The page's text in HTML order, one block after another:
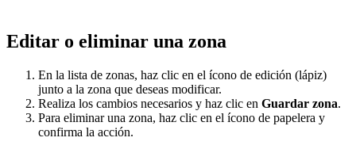
Editar o eliminar una zona
En la lista de zonas, haz clic en el ícono de edición (lápiz)
junto a la zona que deseas modificar.
Realiza los cambios necesarios y haz clic en Guardar zona.
Para eliminar una zona, haz clic en el ícono de papelera y
confirma la acción.